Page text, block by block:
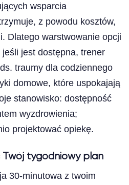
wsparcia
z powodu kosztów,
Dlatego warstwowanie opcji
jest dostępna, trener
traumy dla codziennego
domowe, które uspokajają
stanowisko: dostępność
wyzdrowienia;
projektować opiekę.
tygodniowy plan
30-minutowa z twoim